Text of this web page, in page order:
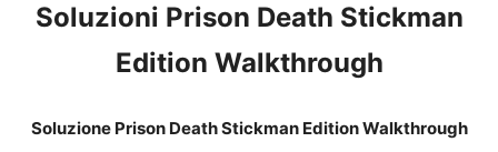
Soluzioni Prison Death Stickman
Edition Walkthrough
Soluzione Prison Death Stickman Edition Walkthrough